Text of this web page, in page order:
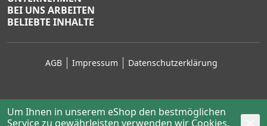
BEI UNS ARBEITEN
BELIEBTE INHALTE
AGB Impressum Datenschutzerklärung
© 2026 Schwarz Stahl AG, Lenzburg
Um Ihnen in unserem eShop den bestmöglichen
Service zu gewährleisten verwenden wir Cookies.